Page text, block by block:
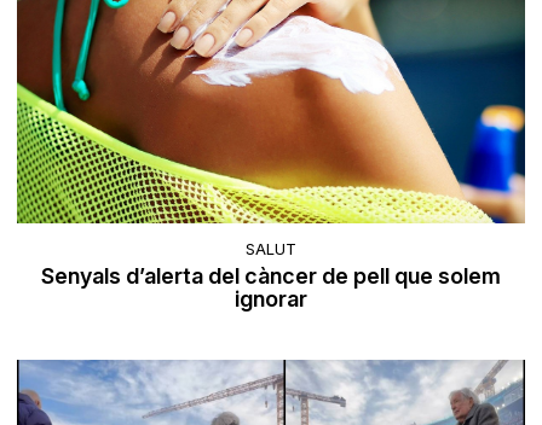
SALUT
Senyals d’alerta del càncer de pell que solem
ignorar